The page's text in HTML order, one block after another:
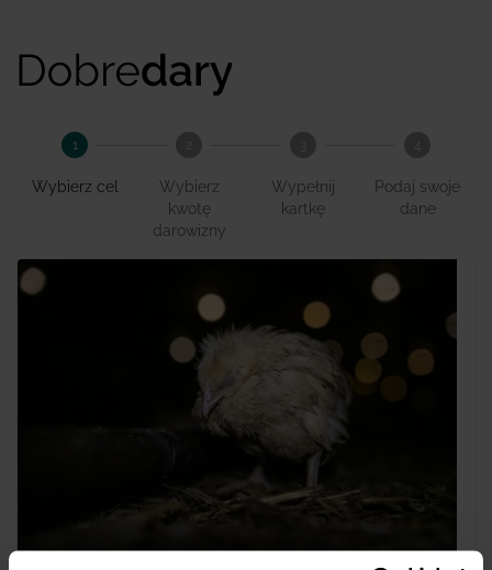
1
Wybierz cel
Wybierz
kwotę
darowizny
Wypełnij
kartkę
Podaj swoje
dane